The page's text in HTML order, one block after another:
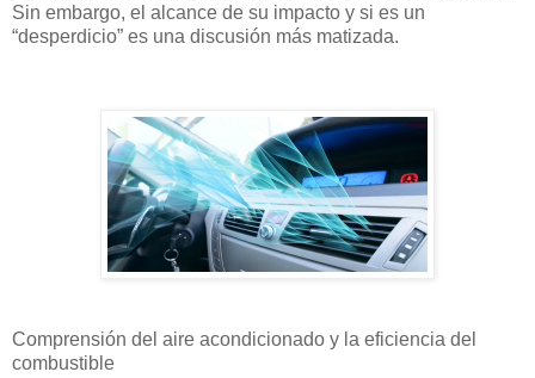
Sin embargo, el alcance de su impacto y si es un
“desperdicio” es una discusión más matizada.
Comprensión del aire acondicionado y la eficiencia del
combustible